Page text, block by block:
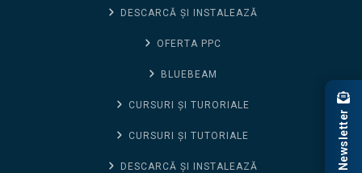
DESCARCĂ ȘI INSTALEAZĂ
OFERTA PPC
BLUEBEAM
CURSURI ȘI TURORIALE
CURSURI ȘI TUTORIALE
DESCARCĂ ȘI INSTALEAZĂ Newsletter